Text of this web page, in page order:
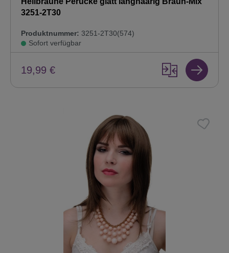
3251-2T30
Produktnummer: 3251-2T30(574)
Sofort verfügbar
19,99 €